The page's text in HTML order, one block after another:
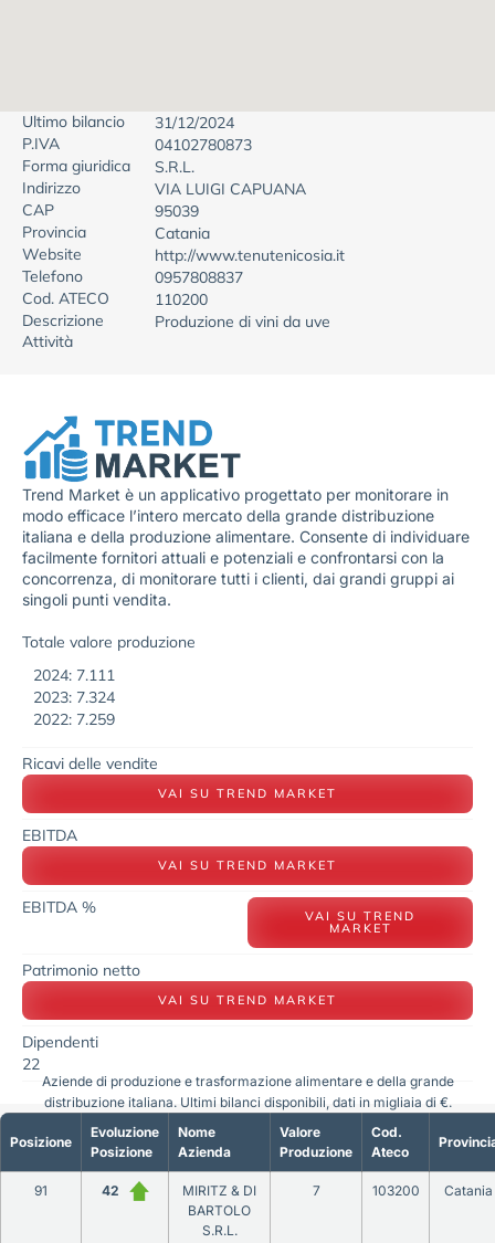
Ultimo bilancio
31/12/2024
P.IVA
04102780873
Forma giuridica
S.R.L.
Indirizzo
VIA LUIGI CAPUANA
CAP
95039
Provincia
Catania
Website
http://www.tenutenicosia.it
Telefono
0957808837
Cod. ATECO
110200
Descrizione
Attività
Produzione di vini da uve
Trend Market è un applicativo progettato per monitorare in
modo efficace l’intero mercato della grande distribuzione
italiana e della produzione alimentare. Consente di individuare
facilmente fornitori attuali e potenziali e confrontarsi con la
concorrenza, di monitorare tutti i clienti, dai grandi gruppi ai
singoli punti vendita.
Totale valore produzione
2024: 7.111
2023: 7.324
2022: 7.259
Ricavi delle vendite
VAI SU TREND MARKET
EBITDA
VAI SU TREND MARKET
EBITDA % VAI SU TREND
MARKET
Patrimonio netto
VAI SU TREND MARKET
Dipendenti
22
Posizione
Evoluzione
Posizione
Nome
Azienda
Valore
Produzione
Cod.
Ateco
91 42
MIRITZ & DI
BARTOLO
S.R.L.
7 103200 Catania
Aziende di produzione e trasformazione alimentare e della grande
distribuzione italiana. Ultimi bilanci disponibili, dati in migliaia di €.